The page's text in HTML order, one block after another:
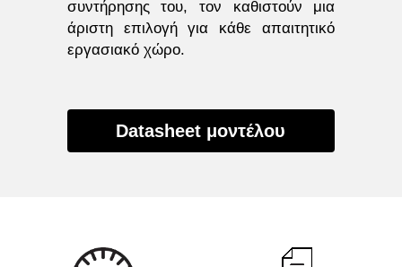
συντήρησης του, τον καθιστούν μια
άριστη επιλογή για κάθε απαιτητικό
εργασιακό χώρο.
Datasheet μοντέλου